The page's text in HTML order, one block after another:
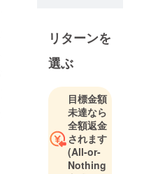
し、日々強
化練習に励
んでいま
す！また、
ローラー
ダービーの
普及活動な
ども行って
います。
リターンを
選ぶ
目標金額
未達なら
全額返金
されます
(All-or-
Nothing